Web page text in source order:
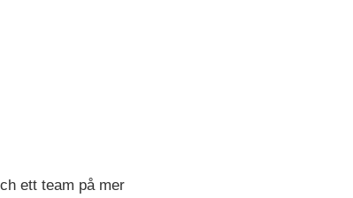
ett team på mer